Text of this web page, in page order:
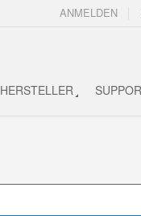
ANMELDEN
HERSTELLER